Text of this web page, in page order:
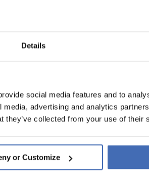
Details
social media features and to
advertising and analytics
they’ve collected from your use of their
or Customize